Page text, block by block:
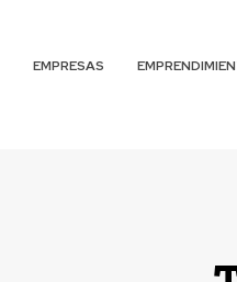
EMPRESAS